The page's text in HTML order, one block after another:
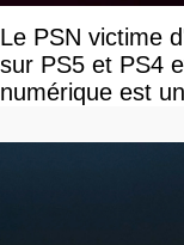
Le PSN victime
sur PS5 et PS4
numérique est